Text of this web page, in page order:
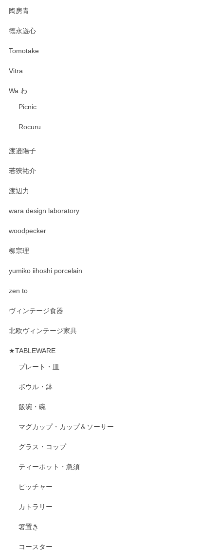
陶房青
徳永遊心
Tomotake
Vitra
Wa わ
Picnic
Rocuru
渡邉陽子
若狹祐介
渡辺力
wara design laboratory
woodpecker
柳宗理
yumiko iihoshi porcelain
zen to
ヴィンテージ食器
北欧ヴィンテージ家具
★TABLEWARE
プレート・皿
ボウル・鉢
飯碗・碗
マグカップ・カップ＆ソーサー
グラス・コップ
ティーポット・急須
ピッチャー
カトラリー
箸置き
コースター